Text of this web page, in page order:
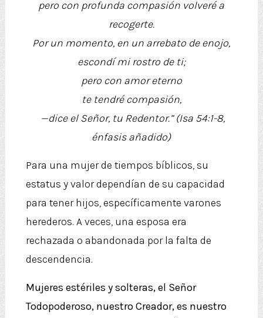
pero con profunda compasión volveré a
recogerte.
Por un momento, en un arrebato de enojo,
escondí mi rostro de ti;
pero con amor eterno
te tendré compasión,
—dice el Señor, tu Redentor.” (Isa 54:1-8,
énfasis añadido)
Para una mujer de tiempos bíblicos, su
estatus y valor dependían de su capacidad
para tener hijos, específicamente varones
herederos. A veces, una esposa era
rechazada o abandonada por la falta de
descendencia.
Mujeres estériles y solteras, el Señor
Todopoderoso, nuestro Creador, es nuestro